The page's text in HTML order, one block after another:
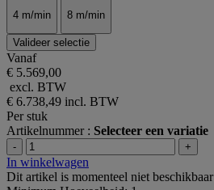
4 m/min 8 m/min
Valideer selectie
Vanaf
€ 5.569,00
excl. BTW
€ 6.738,49 incl. BTW
Per stuk
Artikelnummer : Selecteer een variatie
- +
In winkelwagen
Dit artikel is momenteel niet beschikbaar